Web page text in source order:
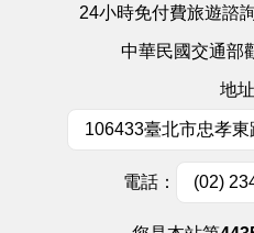
24小時免付費旅遊諮
中華民國交通部
地址
106433臺北市忠孝
電話： (02)